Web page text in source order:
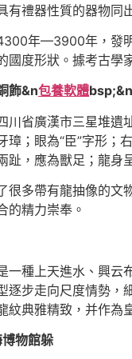
有禮器性質的器物同
年—3900年，發明
國度形狀。據考古學
飾&n包養軟體bsp;&n
省廣漢市三星堆遺
璋；眼為“臣”字形；
趾，應為獸足；龍身
多帶有龍抽像的文物
的精力崇奉。
種上天進水、興云布
逐步走向尺度情勢，
紋典雅精致，并作為
物館躲